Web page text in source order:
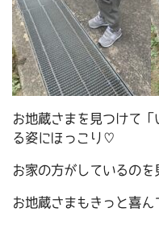
お地蔵さまを見つけて
る姿にほっこり♡
お家の方がしているのを
お地蔵さまもきっと喜